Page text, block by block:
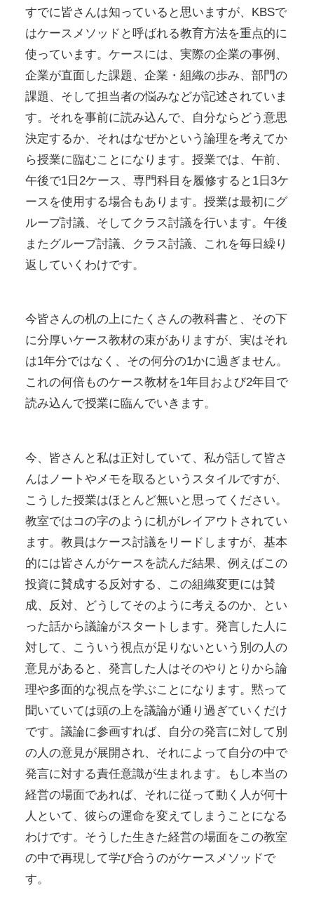
すでに皆さんは知っていると思いますが、KBSで
はケースメソッドと呼ばれる教育方法を重点的に
使っています。ケースには、実際の企業の事例、
企業が直面した課題、企業・組織の歩み、部門の
課題、そして担当者の悩みなどが記述されていま
す。それを事前に読み込んで、自分ならどう意思
決定するか、それはなぜかという論理を考えてか
ら授業に臨むことになります。授業では、午前、
午後で1日2ケース、専門科目を履修すると1日3ケ
ースを使用する場合もあります。授業は最初にグ
ループ討議、そしてクラス討議を行います。午後
またグループ討議、クラス討議、これを毎日繰り
返していくわけです。
今皆さんの机の上にたくさんの教科書と、その下
に分厚いケース教材の束がありますが、実はそれ
は1年分ではなく、その何分の1かに過ぎません。
これの何倍ものケース教材を1年目および2年目で
読み込んで授業に臨んでいきます。
今、皆さんと私は正対していて、私が話して皆さ
んはノートやメモを取るというスタイルですが、
こうした授業はほとんど無いと思ってください。
教室ではコの字のように机がレイアウトされてい
ます。教員はケース討議をリードしますが、基本
的には皆さんがケースを読んだ結果、例えばこの
投資に賛成する反対する、この組織変更には賛
成、反対、どうしてそのように考えるのか、とい
った話から議論がスタートします。発言した人に
対して、こういう視点が足りないという別の人の
意見があると、発言した人はそのやりとりから論
理や多面的な視点を学ぶことになります。黙って
聞いていては頭の上を議論が通り過ぎていくだけ
です。議論に参画すれば、自分の発言に対して別
の人の意見が展開され、それによって自分の中で
発言に対する責任意識が生まれます。もし本当の
経営の場面であれば、それに従って動く人が何十
人といて、彼らの運命を変えてしまうことになる
わけです。そうした生きた経営の場面をこの教室
の中で再現して学び合うのがケースメソッドで
す。